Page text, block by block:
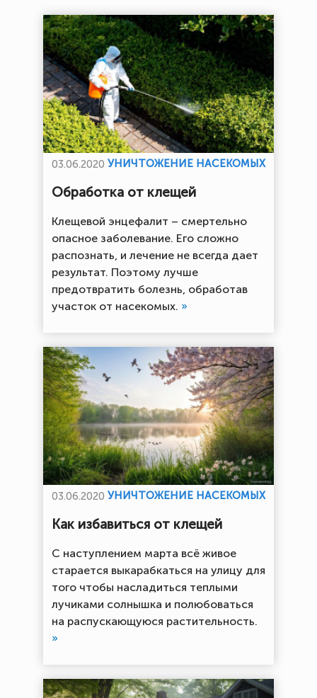
03.06.2020 УНИЧТОЖЕНИЕ НАСЕКОМЫХ
Обработка от клещей
Клещевой энцефалит – смертельно
опасное заболевание. Его сложно
распознать, и лечение не всегда дает
результат. Поэтому лучше
предотвратить болезнь, обработав
участок от насекомых. »
03.06.2020 УНИЧТОЖЕНИЕ НАСЕКОМЫХ
Как избавиться от клещей
С наступлением марта всё живое
старается выкарабкаться на улицу для
того чтобы насладиться теплыми
лучиками солнышка и полюбоваться
на распускающуюся растительность.
»